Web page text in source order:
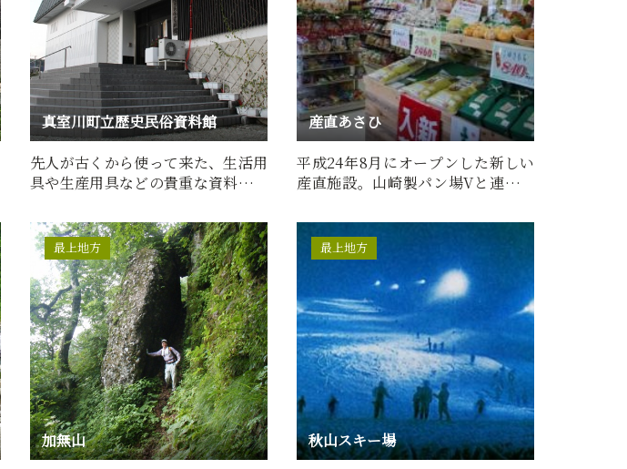
真室川町立歴史民俗資料館
先人が古くから使って来た、生活用
具や生産用具などの貴重な資料の収
産直あさひ
平成24年8月にオープンした新しい
産直施設。山崎製パン場Vと連携し
加無山
最上地方
秋山スキー場
最上地方